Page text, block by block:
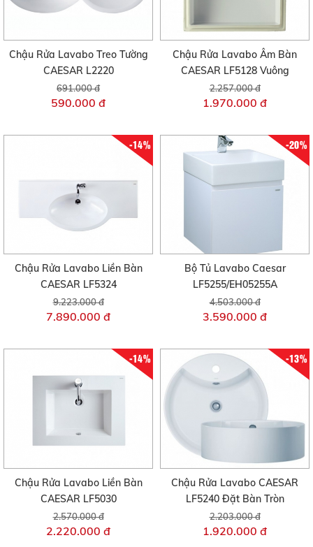
Chậu Rửa Lavabo Treo Tường
CAESAR L2220
691.000 đ
590.000 đ
Chậu Rửa Lavabo Âm Bàn
CAESAR LF5128 Vuông
2.257.000 đ
1.970.000 đ
-14%
Chậu Rửa Lavabo Liền Bàn
CAESAR LF5324
9.223.000 đ
7.890.000 đ
-20%
Bộ Tủ Lavabo Caesar
LF5255/EH05255A
4.503.000 đ
3.590.000 đ
-14%
Chậu Rửa Lavabo Liền Bàn
CAESAR LF5030
2.570.000 đ
2.220.000 đ
-13%
Chậu Rửa Lavabo CAESAR
LF5240 Đặt Bàn Tròn
2.203.000 đ
1.920.000 đ